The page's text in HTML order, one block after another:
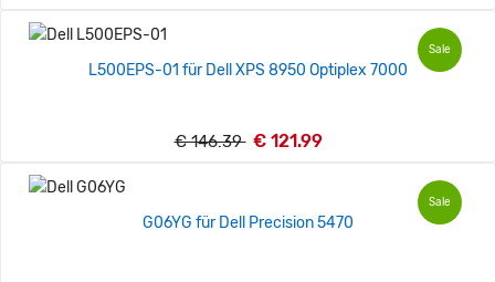
Sale
L500EPS-01 für Dell XPS 8950 Optiplex 7000
€ 146.39 € 121.99
Sale
G06YG für Dell Precision 5470